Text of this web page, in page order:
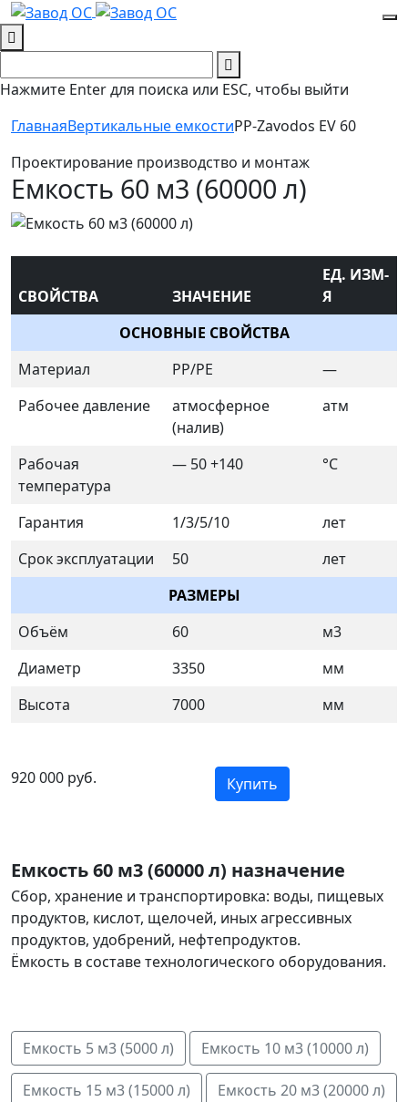
Нажмите Enter для поиска или ESC, чтобы выйти
ГлавнаяВертикальные емкостиPP-Zavodos EV 60
Проектирование производство и монтаж
Емкость 60 м3 (60000 л)
СВОЙСТВА ЗНАЧЕНИЕ
ЕД. ИЗМ-
Я
ОСНОВНЫЕ СВОЙСТВА
Материал
PP/PE
—
Рабочее давление
атмосферное
(налив)
атм
Рабочая
температура
— 50 +140 °C
Гарантия 1/3/5/10
лет
Срок эксплуатации
50
лет
РАЗМЕРЫ
Объём
60
м3
Диаметр
3350
мм
Высота
7000 мм
920 000 руб. Купить
Емкость 60 м3 (60000 л) назначение
Сбор, хранение и транспортировка: воды, пищевых
продуктов, кислот, щелочей, иных агрессивных
продуктов, удобрений, нефтепродуктов.
Ёмкость в составе технологического оборудования.
Емкость 5 м3 (5000 л) Емкость 10 м3 (10000 л)
Емкость 15 м3 (15000 л) Емкость 20 м3 (20000 л)